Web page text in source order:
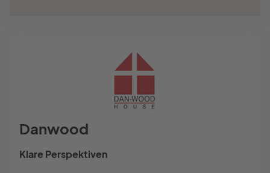
Danwood
Klare Perspektiven